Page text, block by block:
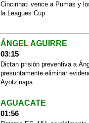
Cincinnati vence a Pumas y
la Leagues Cup
ÁNGEL AGUIRRE
03:15
Dictan prisión preventiva a
presuntamente eliminar
Ayotzinapa
AGUACATE
01:56